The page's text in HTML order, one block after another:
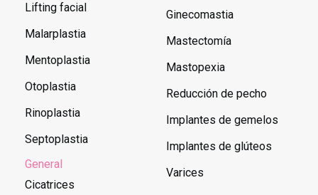
Lifting facial
Malarplastia
Mentoplastia
Otoplastia
Rinoplastia
Septoplastia
General
Cicatrices
Ginecomastia
Mastectomía
Mastopexia
Reducción de pecho
Implantes de gemelos
Implantes de glúteos
Varices